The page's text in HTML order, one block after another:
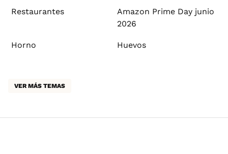
Restaurantes
Amazon Prime Day junio
2026
Horno Huevos
VER MÁS TEMAS